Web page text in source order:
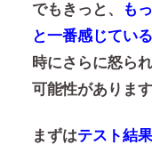
でもきっと、
も
と一番感じてい
時にさらに怒ら
可能性があります
まずはテスト結